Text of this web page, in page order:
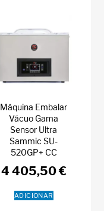
Máquina Embalar
Vácuo Gama
Sensor Ultra
Sammic SU-
520GP+ CC
4 405,50€
ADICIONAR